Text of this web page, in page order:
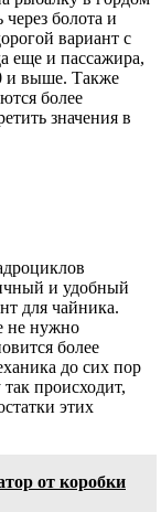
болота и
вариант с
еще и пассажира,
и выше. Также
более
значения в
и удобный
для чайника.
не нужно
более
до сих пор
происходит,
этих
от коробки